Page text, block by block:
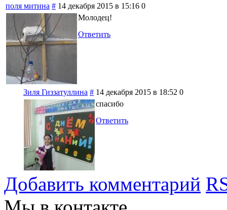
поля митина # 14 декабря 2015 в 15:16 0
Молодец!
Ответить
Зиля Гиззатуллина # 14 декабря 2015 в 18:52 0
спасибо
Ответить
Добавить комментарий